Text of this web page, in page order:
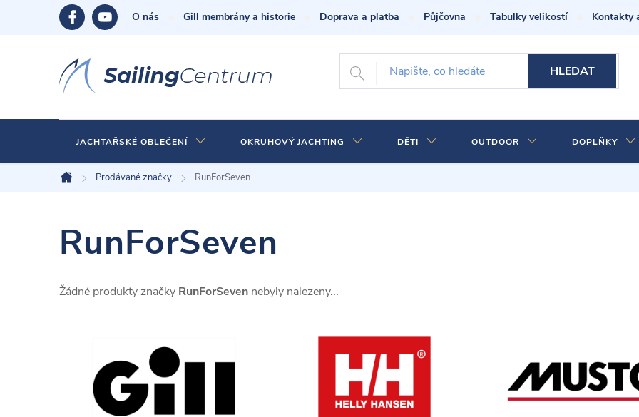
O nás Gill membrány a historie Doprava a platba Půjčovna Tabulky velikostí Kontakty
HLEDAT
JACHTAŘSKÉ OBLEČENÍ OKRUHOVÝ JACHTING DĚTI OUTDOOR DOPLŇKY
Domů
Prodávané značky RunForSeven
RunForSeven
Žádné produkty značky RunForSeven nebyly nalezeny...